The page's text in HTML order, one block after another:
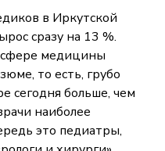
в Иркутской
сразу на 13 %.
сфере медицины
то есть, грубо
сегодня больше, чем
наиболее
это педиатры,